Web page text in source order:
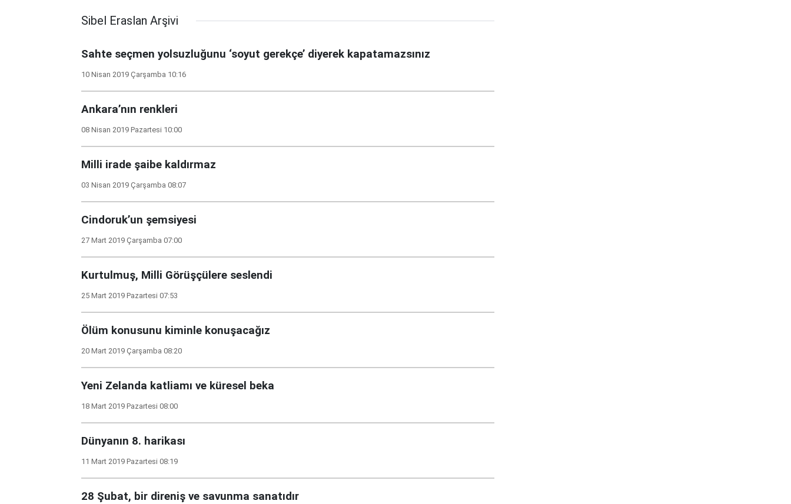
Sibel Eraslan Arşivi
Sahte seçmen yolsuzluğunu ‘soyut gerekçe’ diyerek kapatamazsınız
10 Nisan 2019 Çarşamba 10:16
Ankara’nın renkleri
08 Nisan 2019 Pazartesi 10:00
Milli irade şaibe kaldırmaz
03 Nisan 2019 Çarşamba 08:07
Cindoruk’un şemsiyesi
27 Mart 2019 Çarşamba 07:00
Kurtulmuş, Milli Görüşçülere seslendi
25 Mart 2019 Pazartesi 07:53
Ölüm konusunu kiminle konuşacağız
20 Mart 2019 Çarşamba 08:20
Yeni Zelanda katliamı ve küresel beka
18 Mart 2019 Pazartesi 08:00
Dünyanın 8. harikası
11 Mart 2019 Pazartesi 08:19
28 Şubat, bir direniş ve savunma sanatıdır